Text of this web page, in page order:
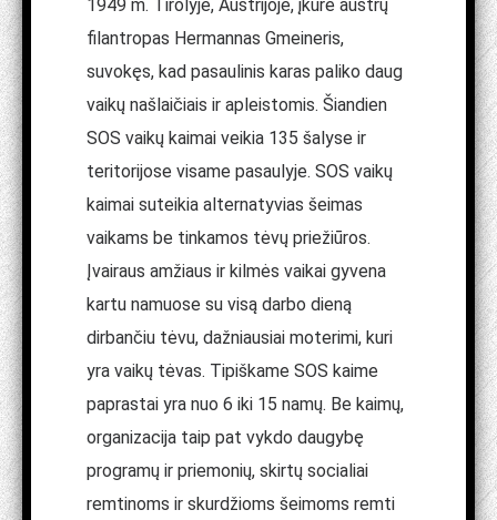
1949 m. Tirolyje, Austrijoje, įkūrė austrų
filantropas Hermannas Gmeineris,
suvokęs, kad pasaulinis karas paliko daug
vaikų našlaičiais ir apleistomis. Šiandien
SOS vaikų kaimai veikia 135 šalyse ir
teritorijose visame pasaulyje. SOS vaikų
kaimai suteikia alternatyvias šeimas
vaikams be tinkamos tėvų priežiūros.
Įvairaus amžiaus ir kilmės vaikai gyvena
kartu namuose su visą darbo dieną
dirbančiu tėvu, dažniausiai moterimi, kuri
yra vaikų tėvas. Tipiškame SOS kaime
paprastai yra nuo 6 iki 15 namų. Be kaimų,
organizacija taip pat vykdo daugybę
programų ir priemonių, skirtų socialiai
remtinoms ir skurdžioms šeimoms remti